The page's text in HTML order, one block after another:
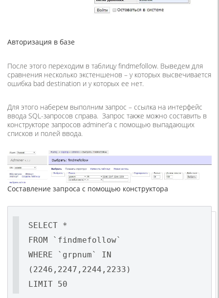
Авторизация в базе
После этого переходим в таблицу findmefollow. Выведем для
сравнения несколько экстеншенов – у которых высвечивается
ошибка bad destination и у которых ее нет.
Для этого наберем выполним запрос – ссылка на интерфейс
ввода SQL-запросов справа. Запрос также можно составить в
конструкторе запросов adminer’a с помощью выпадающих
списков и полей ввода.
Составление запроса с помощью конструктора
SELECT *
FROM `findmefollow`
WHERE `grpnum` IN
(2246,2247,2244,2233)
LIMIT 50